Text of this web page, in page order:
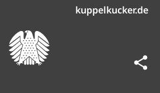
in neuem Reiter)kuppelkucker.de